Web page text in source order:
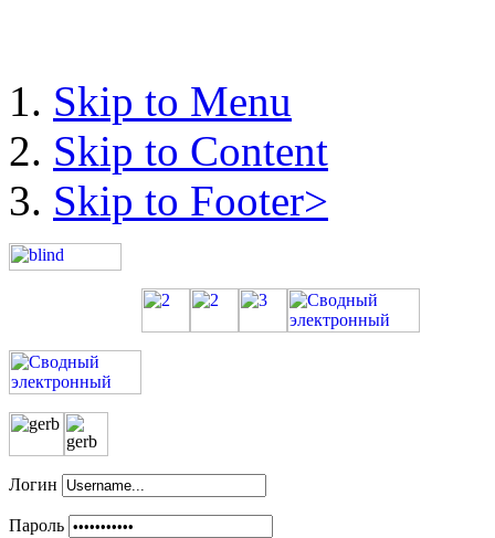
Skip to Menu
Skip to Content
Skip to Footer>
Логин
Пароль